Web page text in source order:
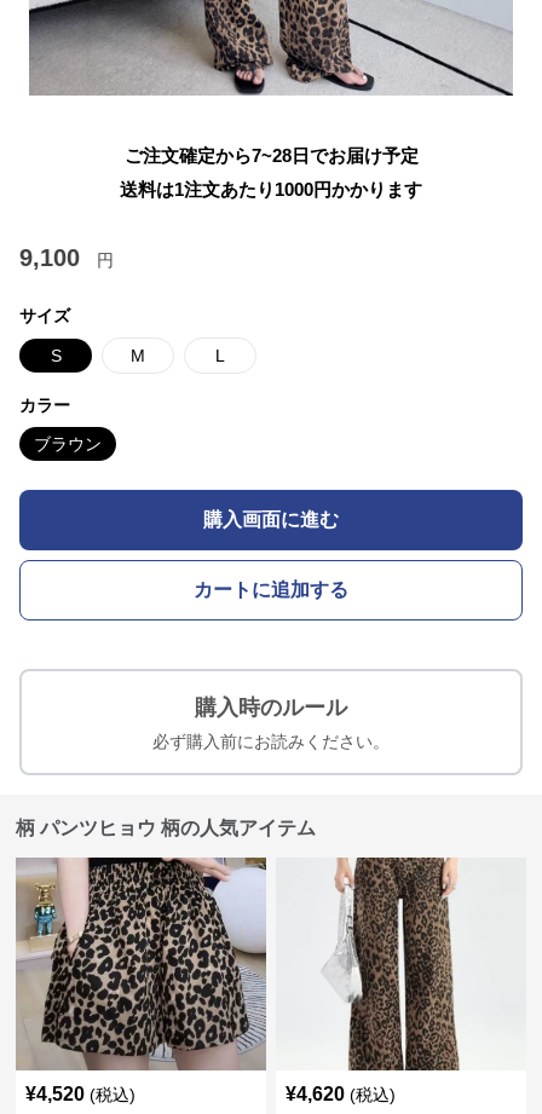
ご注文確定から7~28日でお届け予定
送料は1注文あたり 1000円かかります
9,100 円
サイズ
S M L
カラー
ブラウン
購入画面に進む
カートに追加する
購入時のルール
必ず購入前にお読みください。
柄 パンツヒョウ 柄の人気アイテム
¥4,520 (税込) ¥4,620 (税込)